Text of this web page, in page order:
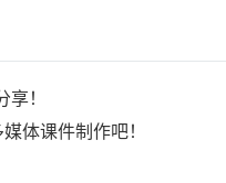
！
体课件制作吧！